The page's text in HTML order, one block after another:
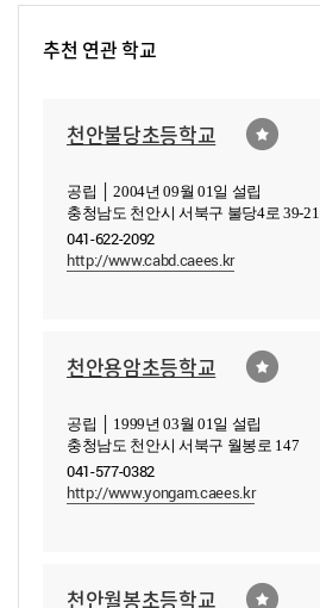
추천 연관 학교
천안불당초등학교
공립 │ 2004년 09월 01일 설립
충청남도 천안시 서북구 불당4로 39-21
041-622-2092
http://www.cabd.caees.kr
천안용암초등학교
공립 │ 1999년 03월 01일 설립
충청남도 천안시 서북구 월봉로 147
041-577-0382
http://www.yongam.caees.kr
천안월봉초등학교